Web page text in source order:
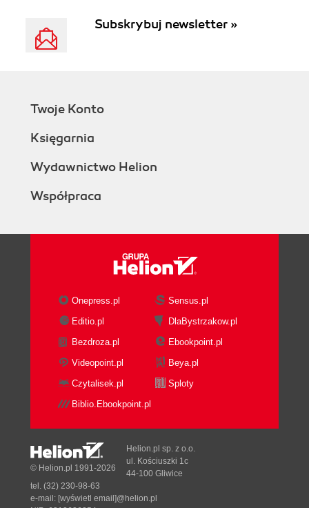
Subskrybuj newsletter »
Twoje Konto
Księgarnia
Wydawnictwo Helion
Współpraca
Onepress.pl
Sensus.pl
Editio.pl
DlaBystrzakow.pl
Bezdroza.pl
Ebookpoint.pl
Videopoint.pl
Beya.pl
Czytalisek.pl
Sploty
Biblio.Ebookpoint.pl
© Helion.pl 1991-2026
Helion.pl sp. z o.o.
ul. Kościuszki 1c
44-100 Gliwice
tel. (32) 230-98-63
e-mail: [wyświetl email]@helion.pl